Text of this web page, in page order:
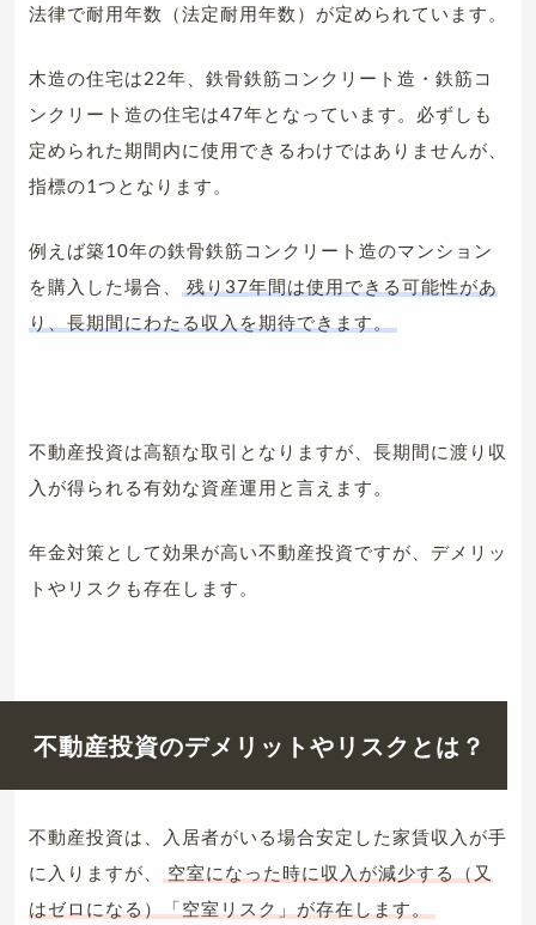
法律で耐用年数（法定耐用年数）が定められています。
木造の住宅は22年、鉄骨鉄筋コンクリート造・鉄筋コ
ンクリート造の住宅は47年となっています。必ずしも
定められた期間内に使用できるわけではありませんが、
指標の1つとなります。
例えば築10年の鉄骨鉄筋コンクリート造のマンション
を購入した場合、
残り37年間は使用できる可能性があ
り、長期間にわたる収入を期待できます。
不動産投資は高額な取引となりますが、長期間に渡り収
入が得られる有効な資産運用と言えます。
年金対策として効果が高い不動産投資ですが、デメリッ
トやリスクも存在します。
不動産投資のデメリットやリスクとは？
不動産投資は、入居者がいる場合安定した家賃収入が手
に入りますが、
空室になった時に収入が減少する（又
はゼロになる）「空室リスク」が存在します。